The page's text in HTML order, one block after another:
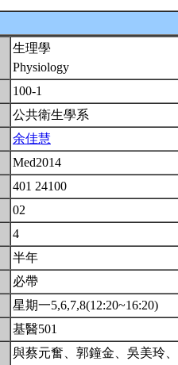
生理學
Physiology
100-1
公共衛生學系
余佳慧
Med2014
401 24100
02
4
半年
必帶
星期一5,6,7,8(12:20~16:20)
基醫501
與蔡元奮、郭鐘金、吳美玲